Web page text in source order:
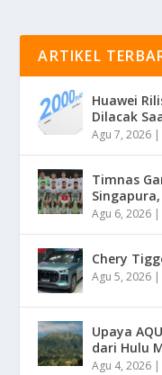
ARTIKEL
Huawei
Dilacak
Agu 7, 2026 |
Timnas
Agu 6, 2026 |
Chery
Agu 5, 2026 |
Upaya
dari Hulu
Agu 4, 2026 |